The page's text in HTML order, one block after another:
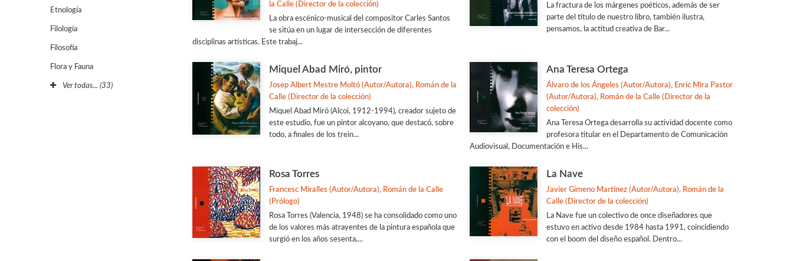
Etnología
Filología
Filosofía
Flora y Fauna
Ver todas... (33)
la Calle (Director de la colección)
La obra escénico-musical del compositor Carles Santos
se sitúa en un lugar de intersección de diferentes
disciplinas artísticas. Este trabaj...
La fractura de los márgenes poéticos, además de ser
parte del título de nuestro libro, también ilustra,
pensamos, la actitud creativa de Bar...
Miquel Abad Miró, pintor
Josep Albert Mestre Moltó (Autor/Autora), Román de la
Calle (Director de la colección)
Miquel Abad Miró (Alcoi, 1912-1994), creador sujeto de
este estudio, fue un pintor alcoyano, que destacó, sobre
todo, a finales de los trein...
Ana Teresa Ortega
Álvaro de los Ángeles (Autor/Autora), Enric Mira Pastor
(Autor/Autora), Román de la Calle (Director de la
colección)
Ana Teresa Ortega desarrolla su actividad docente como
profesora titular en el Departamento de Comunicación
Audiovisual, Documentación e His...
Rosa Torres
Francesc Miralles (Autor/Autora), Román de la Calle
(Prólogo)
Rosa Torres (Valencia, 1948) se ha consolidado como uno
de los valores más atrayentes de la pintura española que
surgió en los años sesenta,...
La Nave
Javier Gimeno Martínez (Autor/Autora), Román de la
Calle (Director de la colección)
La Nave fue un colectivo de once diseñadores que
estuvo en activo desde 1984 hasta 1991, coincidiendo
con el boom del diseño español. Dentro...